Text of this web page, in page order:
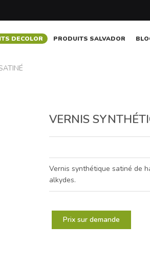
DECOLOR PRODUITS SALVADOR
VERNIS
Vernis synthétique satiné de
alkydes.
Prix sur demande